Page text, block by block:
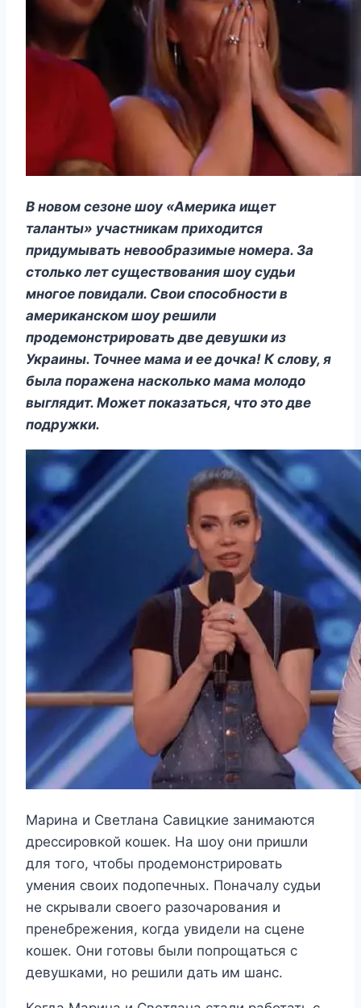
В новом сезоне шоу «Америка ищет
таланты» участникам приходится
придумывать невообразимые номера. За
столько лет существования шоу судьи
многое повидали. Свои способности в
американском шоу решили
продемонстрировать две девушки из
Украины. Точнее мама и ее дочка! К слову, я
была поражена насколько мама молодо
выглядит. Может показаться, что это две
подружки.
Марина и Светлана Савицкие занимаются
дрессировкой кошек. На шоу они пришли
для того, чтобы продемонстрировать
умения своих подопечных. Поначалу судьи
не скрывали своего разочарования и
пренебрежения, когда увидели на сцене
кошек. Они готовы были попрощаться с
девушками, но решили дать им шанс.